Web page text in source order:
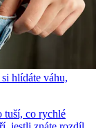
hlídáte váhu,
tuší, co rychlé